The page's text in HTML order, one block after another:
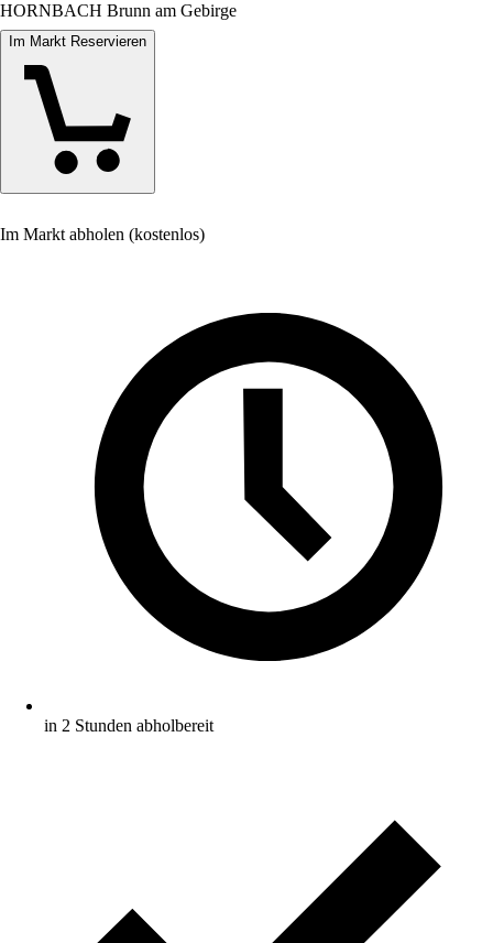
HORNBACH Brunn am Gebirge
Im Markt Reservieren
Im Markt abholen (kostenlos)
in 2 Stunden abholbereit